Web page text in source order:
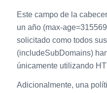
Este campo de la
un año (max-
solicitado como todos
(includeSubDomains)
únicamente utilizando
Adicionalmente, una